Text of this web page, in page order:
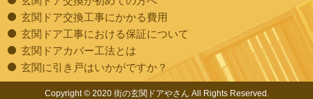
玄関ドア交換工事にかかる費用
玄関ドア工事における保証について
玄関ドアカバー工法とは
玄関に引き戸はいかがですか？
Copyright © 2020 街の玄関ドアやさん All Rights Reserved.